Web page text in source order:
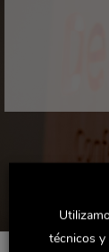
Deja
Comentario
técnicos y